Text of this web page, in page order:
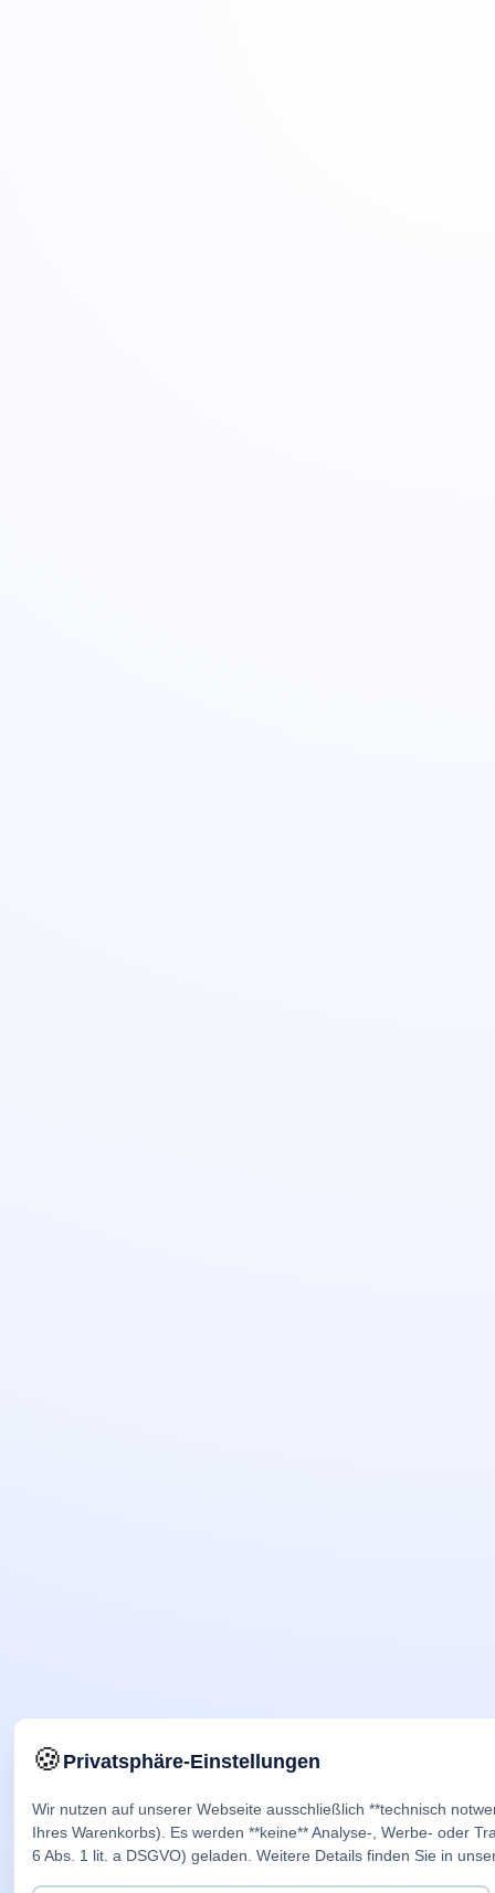
🍪Privatsphäre-Einstellungen
Wir nutzen auf unserer Webseite ausschließlich **technisch
Ihres Warenkorbs). Es werden **keine** Analyse-, Werbe- oder
6 Abs. 1 lit. a DSGVO) geladen. Weitere Details finden Sie in